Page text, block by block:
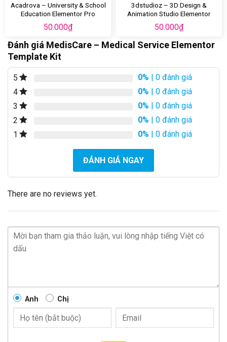
Acadrova – University & School
Education Elementor Pro
Template Kit
50.000₫
3dstudioz – 3D Design &
Animation Studio Elementor
Template Kit
50.000₫
Đánh giá MedisCare – Medical Service Elementor
Template Kit
5 0% | 0 đánh giá
4
0% | 0 đánh giá
3
0% | 0 đánh giá
2
0% | 0 đánh giá
1
0% | 0 đánh giá
ĐÁNH GIÁ NGAY
There are no reviews yet.
Anh Chị